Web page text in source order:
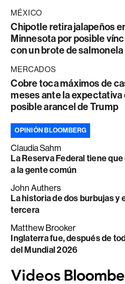
MÉXICO
Chipotle retira jalapeños
Minnesota por posible
con un brote de salmonela
MERCADOS
Cobre toca máximos de
meses ante la expectativa
posible arancel de Trump
OPINIÓN BLOOMBERG
Claudia Sahm
La Reserva Federal tiene
a la gente común
John Authers
La historia de dos burbujas y
tercera
Matthew Brooker
Inglaterra fue, después de
del Mundial 2026